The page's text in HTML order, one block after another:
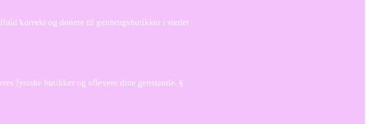
korrekt og donere til genbrugsbutikker i stedet
fysiske butikker og aflevere dine genstande. §